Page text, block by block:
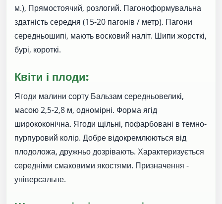
м.), Прямостоячий, розлогий. Пагоноформувальна
здатність середня (15-20 пагонів / метр). Пагони
середньошипі, мають восковий наліт. Шипи жорсткі,
бурі, короткі.
Квіти і плоди:
Ягоди малини сорту Бальзам середньовеликі,
масою 2,5-2,8 м, одномірні. Форма ягід
ширококонічна. Ягоди щільні, пофарбовані в темно-
пурпуровий колір. Добре відокремлюються від
плодоложа, дружньо дозрівають. Характеризується
середніми смаковими якостями. Призначення -
універсальне.